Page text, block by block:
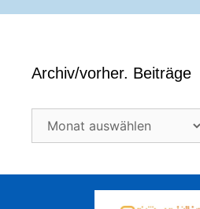
Archiv/vorher. Beiträge
Archiv/vorher.